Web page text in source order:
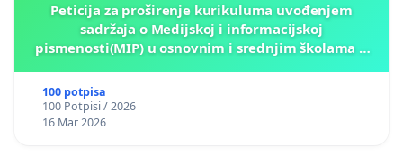
Peticija za proširenje kurikuluma uvođenjem
sadržaja o Medijskoj i informacijskoj
pismenosti(MIP) u osnovnim i srednjim školama u
100 potpisa
100 Potpisi / 2026
16 Mar 2026